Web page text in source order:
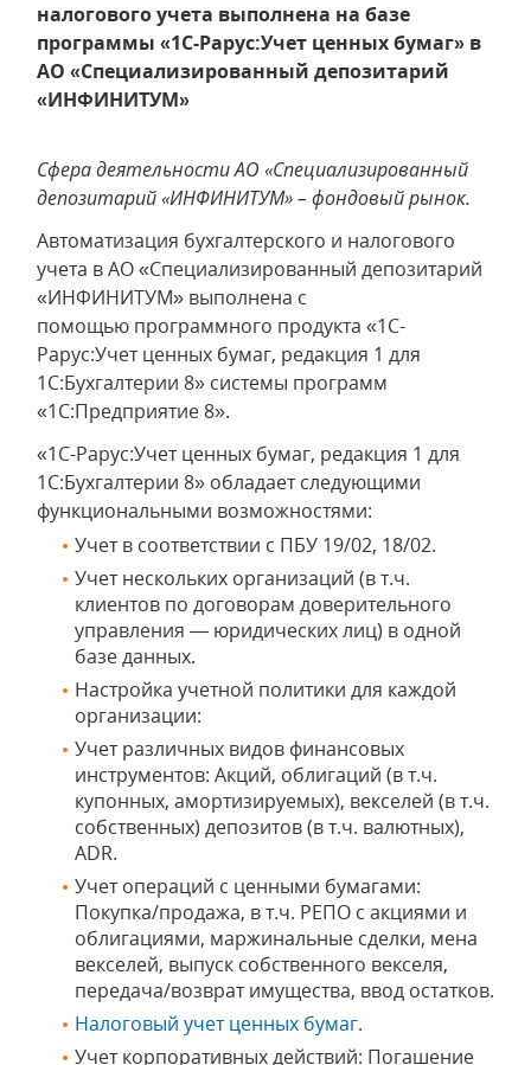
налогового учета выполнена на базе
программы «1С-Рарус:Учет ценных бумаг» в
АО «Специализированный депозитарий
«ИНФИНИТУМ»
Сфера деятельностиАО «Специализированный
депозитарий «ИНФИНИТУМ»– фондовый рынок.
Автоматизация бухгалтерского и налогового
учета в АО «Специализированный депозитарий
«ИНФИНИТУМ» выполнена с
помощью программного продукта «1C-
Рарус:Учет ценных бумаг, редакция 1 для
1С:Бухгалтерии 8» системы программ
«1С:Предприятие 8».
«1C-Рарус:Учет ценных бумаг, редакция 1 для
1С:Бухгалтерии 8» обладает следующими
функциональными возможностями:
Учет в соответствии с ПБУ 19/02, 18/02.
Учет нескольких организаций (в т.ч.
клиентов по договорам доверительного
управления — юридических лиц) в одной
базе данных.
Настройка учетной политики для каждой
организации:
Учет различных видов финансовых
инструментов: Акций, облигаций (в т.ч.
купонных, амортизируемых), векселей (в т.ч.
собственных) депозитов (в т.ч. валютных),
ADR.
Учет операций с ценными бумагами:
Покупка/продажа, в т.ч. РЕПО с акциями и
облигациями, маржинальные сделки, мена
векселей, выпуск собственного векселя,
передача/возврат имущества, ввод остатков.
Налоговый учет ценных бумаг.
Учет корпоративных действий: Погашение